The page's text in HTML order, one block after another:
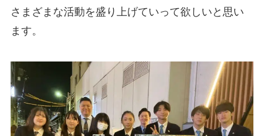
さまざまな活動を盛り上げていって欲しいと思い
ます。